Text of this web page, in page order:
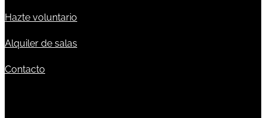
Hazte voluntario
Alquiler de salas
Contacto